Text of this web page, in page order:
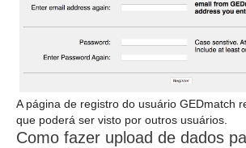
A página de registro do usuário GEDmatch
que poderá ser visto por outros usuários.
Como fazer upload de dados